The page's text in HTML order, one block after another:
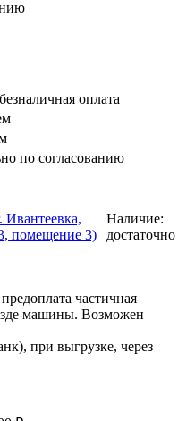
оплата
по согласованию
Ивантеевка,
помещение 3)
Наличие:
достаточно
частичная
машины. Возможен
при выгрузке, через